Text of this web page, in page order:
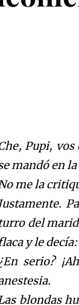
Pupi,
mandó en
me la
del
y le
serio?
blondas